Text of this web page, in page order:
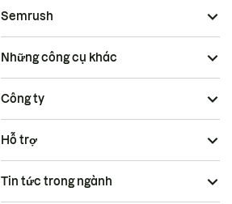
Semrush
Những công cụ khác
Công ty
Hỗ trợ
Tin tức trong ngành